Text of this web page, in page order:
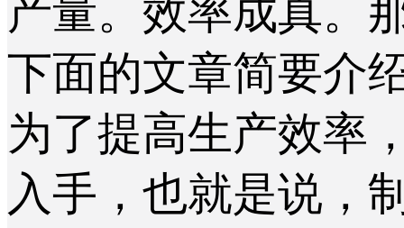
产量。效率成真。
下面的文章简要介
为了提高生产效率
入手，也就是说，